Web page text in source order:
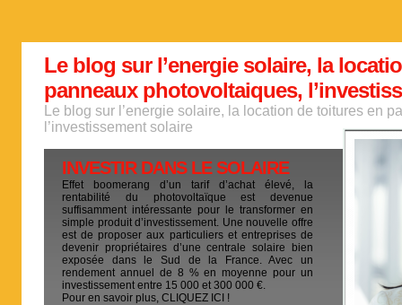
Le blog sur l’energie solaire, la
panneaux photovoltaiques,
Le blog sur l’energie solaire, la location de toitures en
l’investissement solaire
INVESTIR DANS LE SOLAIRE
Effet boomerang d’un tarif d’achat élevé, la
rentabilité du photovoltaïque est devenue
suffisamment intéressante pour le transformer en
simple produit d’investissement. Une nouvelle offre
est de proposer aux particuliers et entreprises de
devenir propriétaires d’une centrale solaire bien
exposée dans le Sud de la France. Avec un
rendement annuel de 8 % en moyenne pour un
investissement entre 15 000 et 300 000 €.
Pour en savoir plus, CLIQUEZ ICI !